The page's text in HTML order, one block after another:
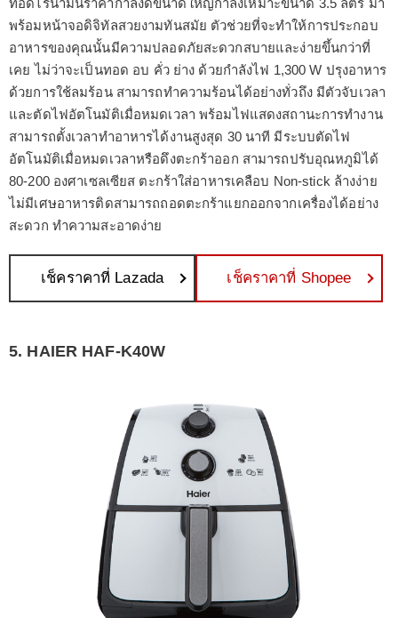
พร้อมหน้าจอดิจิทัลสวยงามทันสมัย ตัวช่วยที่จะทำให้การประกอบ
อาหารของคุณนั้นมีความปลอดภัยสะดวกสบายและง่ายขึ้นกว่าที่
เคย ไม่ว่าจะเป็นทอด อบ คั่ว ย่าง ด้วยกำลังไฟ 1,300 W ปรุงอาหาร
ด้วยการใช้ลมร้อน สามารถทำความร้อนได้อย่างทั่วถึง มีตัวจับเวลา
และตัดไฟอัตโนมัติเมื่อหมดเวลา พร้อมไฟแสดงสถานะการทำงาน
สามารถตั้งเวลาทำอาหารได้งานสูงสุด 30 นาที มีระบบตัดไฟ
อัตโนมัติเมื่อหมดเวลาหรือดึงตะกร้าออก สามารถปรับอุณหภูมิได้
80-200 องศาเซลเซียส ตะกร้าใส่อาหารเคลือบ Non-stick ล้างง่าย
ไม่มีเศษอาหารติดสามารถถอดตะกร้าแยกออกจากเครื่องได้อย่าง
สะดวก ทำความสะอาดง่าย
เช็คราคาที่ Lazada เช็คราคาที่ Shopee
5. HAIER HAF-K40W